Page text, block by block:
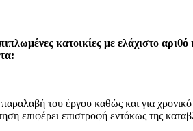
κατοικίες με ελάχιστο αριθό
του έργου καθώς και για
επιφέρει επιστροφή εντόκως της